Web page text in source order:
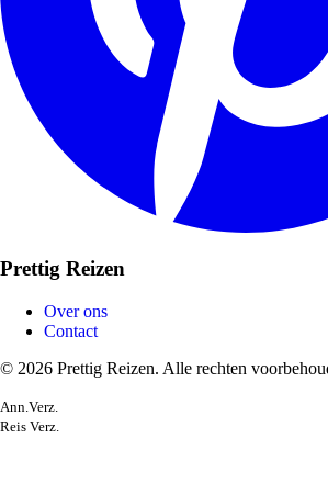
Prettig Reizen
Over ons
Contact
© 2026 Prettig Reizen. Alle rechten
Ann.Verz.
Reis Verz.